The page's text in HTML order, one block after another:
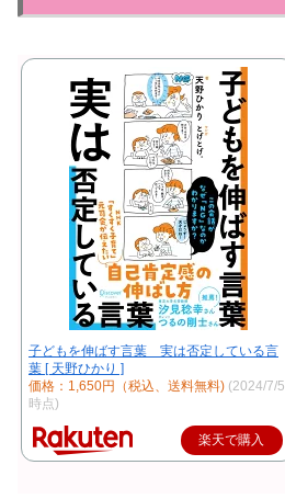
子どもを伸ばす言葉 実は否定している言
葉 [ 天野ひかり ]
価格：1,650円（税込、送料無料) (2024/7/5
時点)
楽天で購入